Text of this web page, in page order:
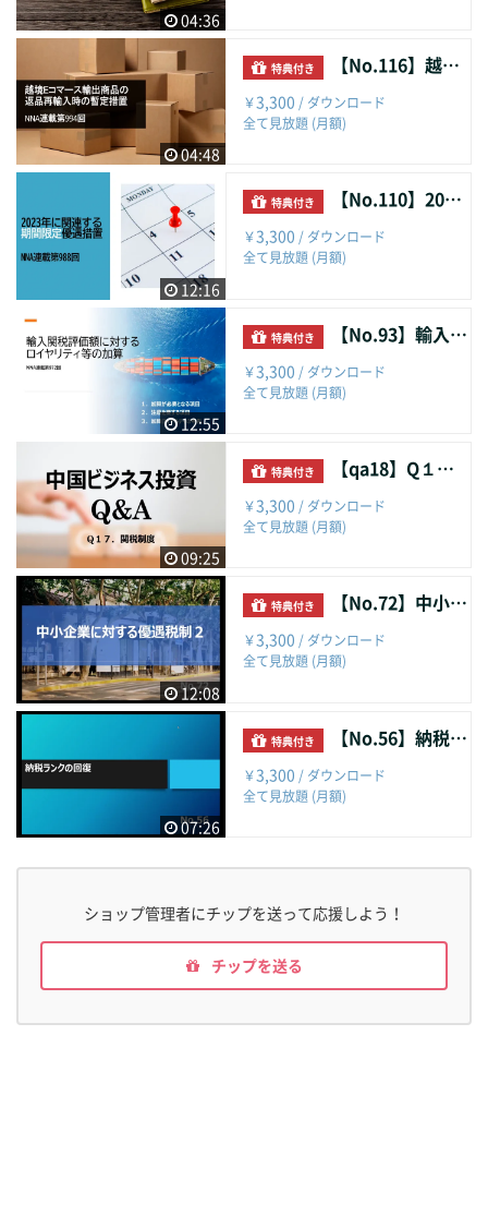
04:36
04:48
特典付き 【No.116】越境Eコマース輸出商品の返品再輸入時の暫定措置
￥3,300 / ダウンロード
全て見放題 (月額)
12:16
特典付き 【No.110】2023年に関連する期間限定優遇措置
￥3,300 / ダウンロード
全て見放題 (月額)
12:55
特典付き 【No.93】輸入関税評価額に対するロイヤリティ等の加算
￥3,300 / ダウンロード
全て見放題 (月額)
09:25
特典付き 【qa18】Q１７．関税制度
￥3,300 / ダウンロード
全て見放題 (月額)
12:08
特典付き 【No.72】中小企業に対する優遇税制２
￥3,300 / ダウンロード
全て見放題 (月額)
07:26
特典付き 【No.56】納税ランクの回復
￥3,300 / ダウンロード
全て見放題 (月額)
ショップ管理者にチップを送って応援しよう！
チップを送る